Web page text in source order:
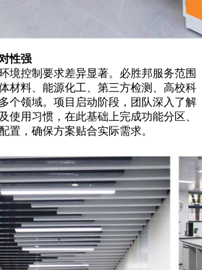
性强
境控制要求差异显著。必胜邦服务范围
材料、能源化工、第三方检测、高校科
个领域。项目启动阶段，团队深入了解
使用习惯，在此基础上完成功能分区、
置，确保方案贴合实际需求。